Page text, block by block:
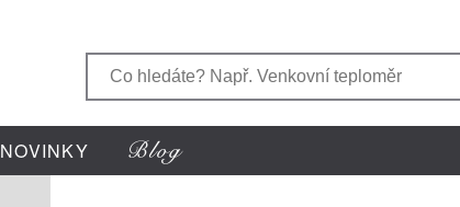
NOVINKY